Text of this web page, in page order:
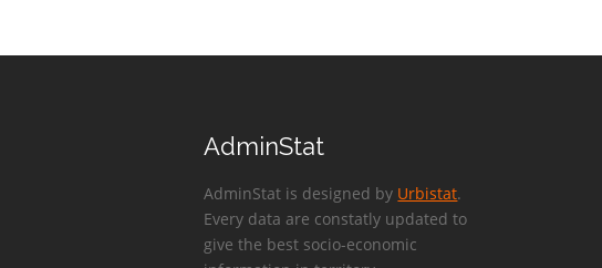
AdminStat
AdminStat is designed by Urbistat.
Every data are constatly updated to
give the best socio-economic